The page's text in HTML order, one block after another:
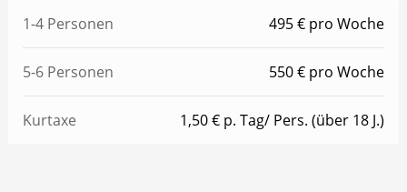
1-4 Personen 495 € pro Woche
5-6 Personen 550 € pro Woche
Kurtaxe 1,50 € p. Tag/ Pers. (über 18 J.)